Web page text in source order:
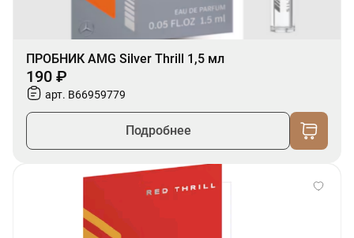
ПРОБНИК AMG Silver Thrill 1,5 мл
190 ₽
арт. B66959779
Подробнее